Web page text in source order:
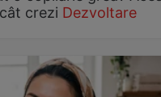
crezi Dezvoltare